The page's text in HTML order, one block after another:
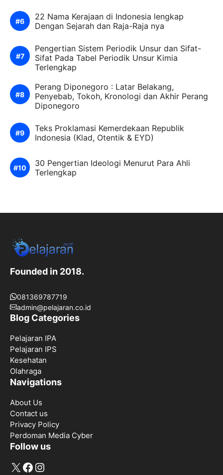
22 Nama Kerajaan di Indonesia lengkap
Dengan Sejarah dan Raja-Raja nya
Pengertian Sistem Periodik Unsur dan Sifat-
Sifat Pada Tabel Periodik Unsur Kimia
Terlengkap
Perang Diponegoro : Latar Belakang,
Penyebab, Tokoh, Kronologi dan Akhir Perang
Diponegoro
Teks Proklamasi Kemerdekaan Republik
Indonesia (Klad, Otentik & EYD)
30 Pengertian Ideologi Menurut Para Ahli
Terlengkap
Founded in 2018.
081369787719
admin@pelajaran.co.id
Blog Categories
Pelajaran IPA
Pelajaran IPS
Kesehatan
Olahraga
Navigations
About Us
Contact us
Privacy Policy
Perdoman Media Cyber
Follow us
X Facebook
Instagram